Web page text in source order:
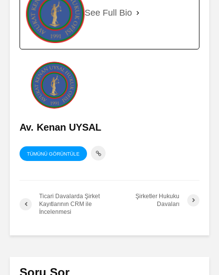
See Full Bio
Av. Kenan UYSAL
TÜMÜNÜ GÖRÜNTÜLE
Ticari Davalarda Şirket
Kayıtlarının CRM ile
İncelenmesi
Şirketler Hukuku
Davaları
Soru Sor